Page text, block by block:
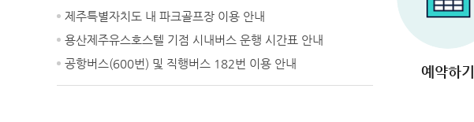
제주특별자치도 내 파크골프장 이용 안내
용산제주유스호스텔 기점 시내버스 운행 시간표 안내
공항버스(600번) 및 직행버스 182번 이용 안내
예약하기